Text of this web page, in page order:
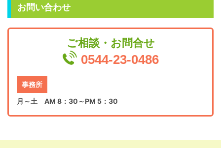
お問い合わせ
ご相談・お問合せ
0544-23-0486
事務所
月～土 AM 8：30～PM 5：30